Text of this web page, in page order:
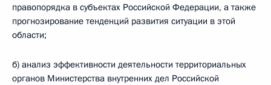
правопорядка в субъектах Российской Федерации, а также
прогнозирование тенденций развития ситуации в этой
области;
б) анализ эффективности деятельности территориальных
органов Министерства внутренних дел Российской